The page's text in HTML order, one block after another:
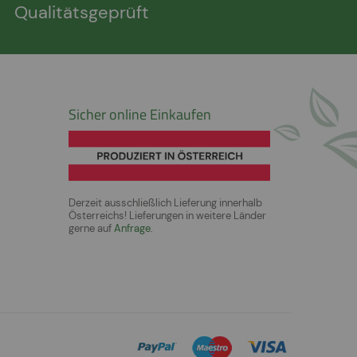
Qualitätsgeprüft
Sicher online Einkaufen
Derzeit ausschließlich Lieferung innerhalb
Österreichs! Lieferungen in weitere Länder
gerne aufAnfrage.